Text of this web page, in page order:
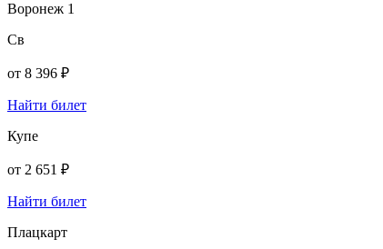
Воронеж 1
Св
от 8 396 ₽
Найти билет
Купе
от 2 651 ₽
Найти билет
Плацкарт